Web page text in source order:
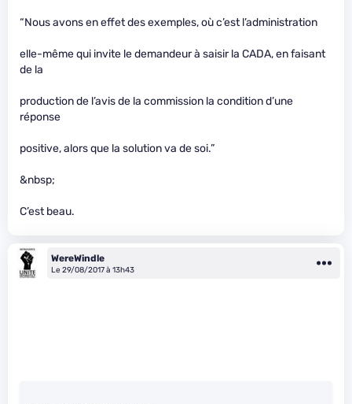
“Nous avons en effet des exemples, où c’est l’administration
elle-même qui invite le demandeur à saisir la CADA, en faisant
de la
production de l’avis de la commission la condition d’une
réponse
positive, alors que la solution va de soi.”
&nbsp;
C’est beau.
WereWindle
Le 29/08/2017 à 13h43